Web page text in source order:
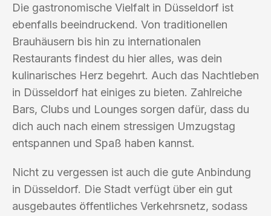
Die gastronomische Vielfalt in Düsseldorf ist
ebenfalls beeindruckend. Von traditionellen
Brauhäusern bis hin zu internationalen
Restaurants findest du hier alles, was dein
kulinarisches Herz begehrt. Auch das Nachtleben
in Düsseldorf hat einiges zu bieten. Zahlreiche
Bars, Clubs und Lounges sorgen dafür, dass du
dich auch nach einem stressigen Umzugstag
entspannen und Spaß haben kannst.
Nicht zu vergessen ist auch die gute Anbindung
in Düsseldorf. Die Stadt verfügt über ein gut
ausgebautes öffentliches Verkehrsnetz, sodass